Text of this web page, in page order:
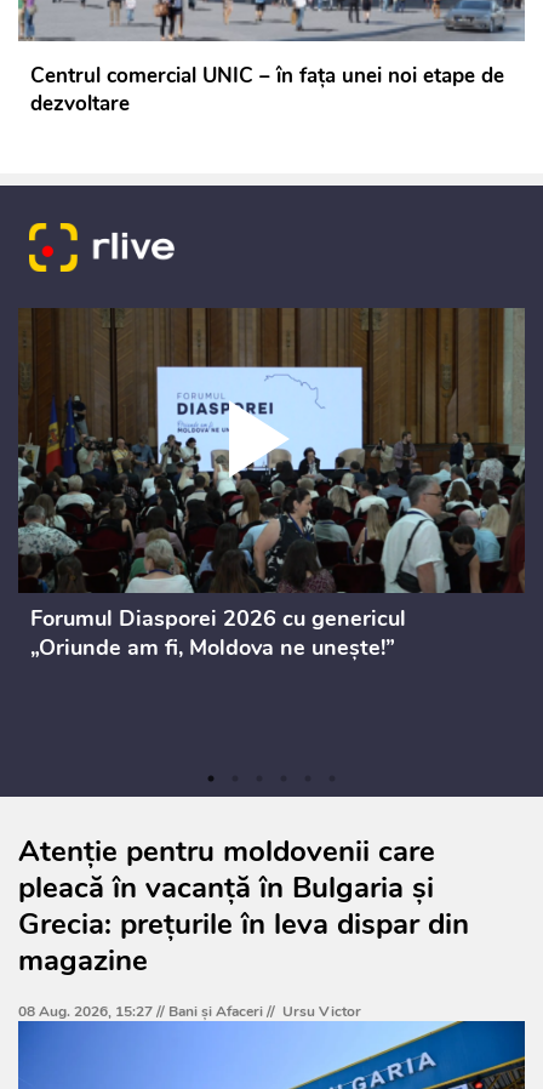
Centrul comercial UNIC – în fața unei noi etape de
dezvoltare
Forumul Diasporei 2026 cu genericul
„Oriunde am fi, Moldova ne unește!”
Atenție pentru moldovenii care
pleacă în vacanță în Bulgaria și
Grecia: prețurile în leva dispar din
magazine
08 Aug. 2026, 15:27 // Bani și Afaceri// Ursu Victor